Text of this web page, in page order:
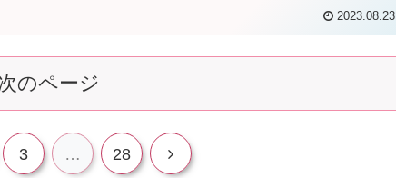
2023.08.23
のページ
3 … 28